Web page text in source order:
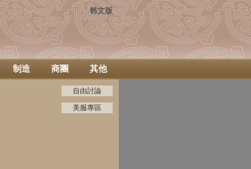
韩文版
制造 商團 其他
自由討論
美服專區